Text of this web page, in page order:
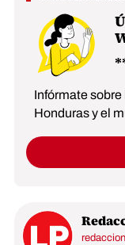
Infórmate
Honduras y el